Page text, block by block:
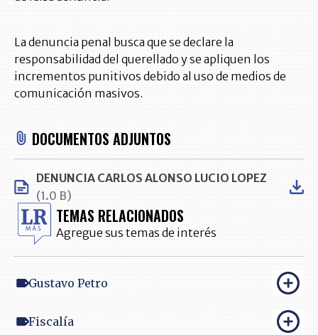
La denuncia penal busca que se declare la
responsabilidad del querellado y se apliquen los
incrementos punitivos debido al uso de medios de
comunicación masivos.
DOCUMENTOS ADJUNTOS
DENUNCIA CARLOS ALONSO LUCIO LOPEZ
(1.0 B)
TEMAS RELACIONADOS
Agregue sus temas de interés
Gustavo Petro
Fiscalía